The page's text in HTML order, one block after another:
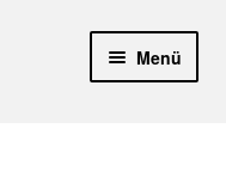
Menü